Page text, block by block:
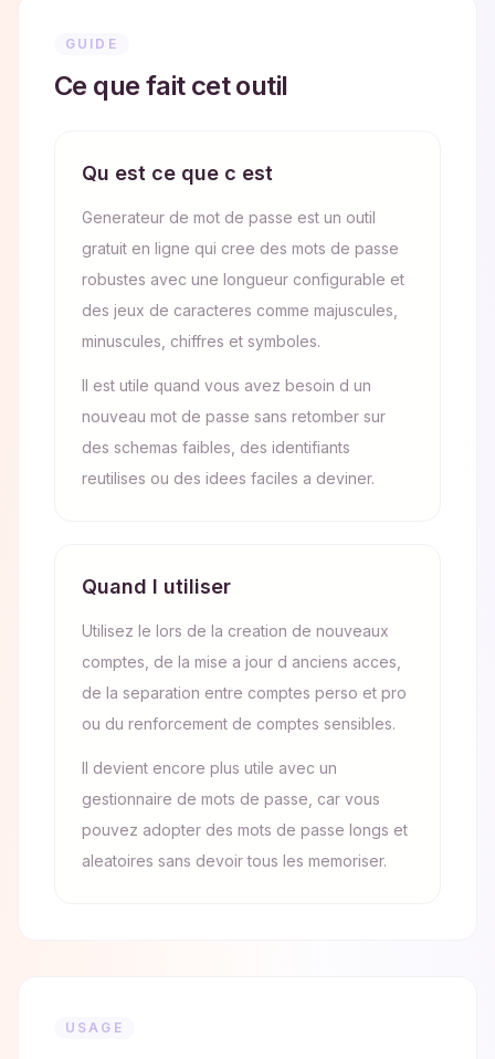
GUIDE
Ce que fait cet outil
Qu est ce que c est
Generateur de mot de passe est un outil
gratuit en ligne qui cree des mots de passe
robustes avec une longueur configurable et
des jeux de caracteres comme majuscules,
minuscules, chiffres et symboles.
Il est utile quand vous avez besoin d un
nouveau mot de passe sans retomber sur
des schemas faibles, des identifiants
reutilises ou des idees faciles a deviner.
Quand l utiliser
Utilisez le lors de la creation de nouveaux
comptes, de la mise a jour d anciens acces,
de la separation entre comptes perso et pro
ou du renforcement de comptes sensibles.
Il devient encore plus utile avec un
gestionnaire de mots de passe, car vous
pouvez adopter des mots de passe longs et
aleatoires sans devoir tous les memoriser.
USAGE